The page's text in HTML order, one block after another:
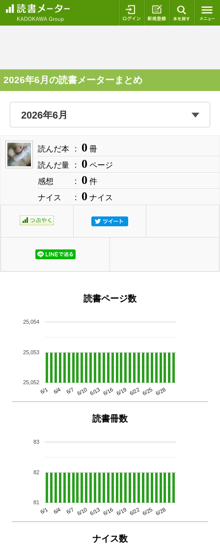
ログイン 新規登録
2026年6月の読書メーターまとめ
読んだ本 0 冊
読んだ量
0 ページ
感想
0 件
ナイス
0 ナイス
読書ページ数
6/1 6/4 6/7 6/10 6/13 6/16 6/19 6/22 6/25 6/28
25,052
25,053
25,054
読書冊数
6/1 6/4 6/7 6/10 6/13 6/16 6/19 6/22 6/25 6/28
81
82
83
ナイス数